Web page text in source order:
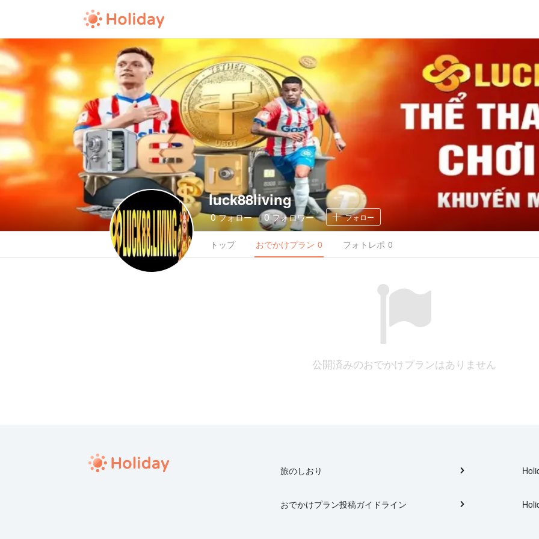
luck88living
0フォロー 0フォロワー フォロー
トップ おでかけプラン 0 フォトレポ 0
公開済みのおでかけプランはありません
旅のしおり
おでかけプラン投稿ガイドライン